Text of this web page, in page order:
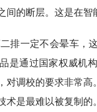
的断层。这是在智
排一定不会晕车，
是通过国家权威机
对调校的要求非常
是最难以被复制的。